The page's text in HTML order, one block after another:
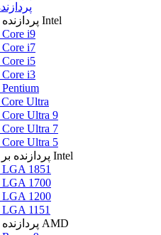
پردازنده بر اساس مدل Intel
پردازنده Core i9
پردازنده Core i7
پردازنده Core i5
پردازنده Core i3
پردازنده Pentium
پردازنده سری Core Ultra
پردازنده Core Ultra 9
پردازنده Core Ultra 7
پردازنده Core Ultra 5
پردازنده بر اساس سوکت Intel
پردازنده LGA 1851
پردازنده LGA 1700
پردازنده LGA 1200
پردازنده LGA 1151
پردازنده بر اساس مدل AMD